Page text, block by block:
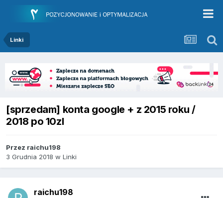
Linki
[sprzedam] konta google + z 2015 roku /
2018 po 10zl
Przez raichu198
3 Grudnia 2018 w Linki
raichu198